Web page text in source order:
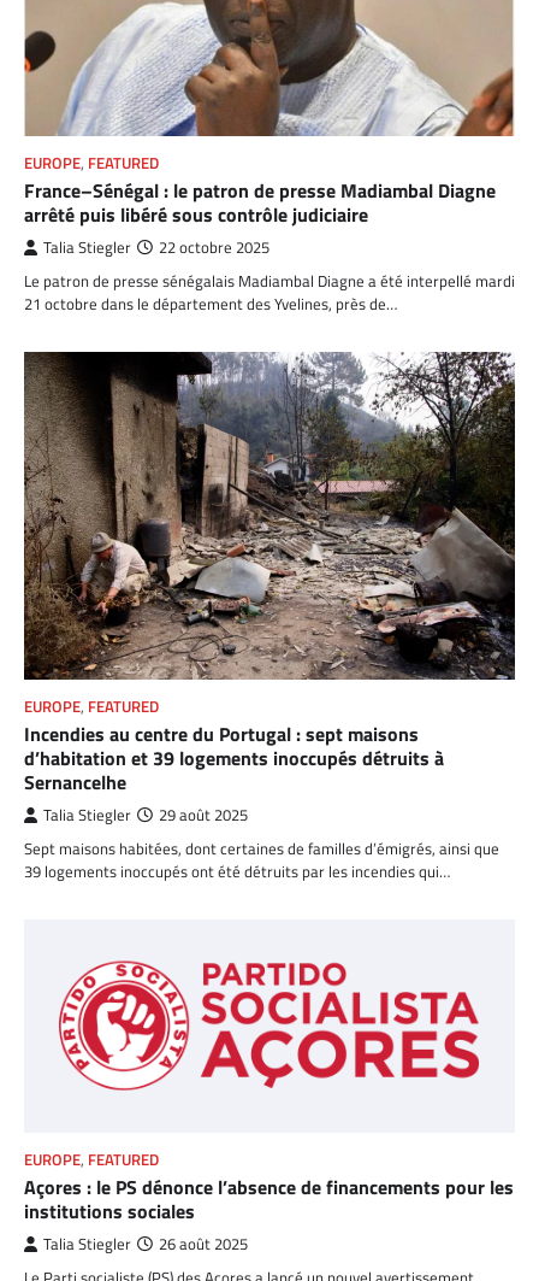
EUROPE, FEATURED
France–Sénégal : le patron de presse Madiambal Diagne
arrêté puis libéré sous contrôle judiciaire
Talia Stiegler 22 octobre 2025
Le patron de presse sénégalais Madiambal Diagne a été interpellé mardi
21 octobre dans le département des Yvelines, près de…
EUROPE, FEATURED
Incendies au centre du Portugal : sept maisons
d’habitation et 39 logements inoccupés détruits à
Sernancelhe
Talia Stiegler 29 août 2025
Sept maisons habitées, dont certaines de familles d’émigrés, ainsi que
39 logements inoccupés ont été détruits par les incendies qui…
EUROPE, FEATURED
Açores : le PS dénonce l’absence de financements pour les
institutions sociales
Talia Stiegler 26 août 2025